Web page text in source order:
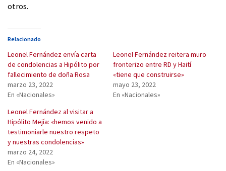
otros.
Relacionado
Leonel Fernández envía carta
de condolencias a Hipólito por
fallecimiento de doña Rosa
marzo 23, 2022
En «Nacionales»
Leonel Fernández reitera muro
fronterizo entre RD y Haití
«tiene que construirse»
mayo 23, 2022
En «Nacionales»
Leonel Fernández al visitar a
Hipólito Mejía: «hemos venido a
testimoniarle nuestro respeto
y nuestras condolencias»
marzo 24, 2022
En «Nacionales»